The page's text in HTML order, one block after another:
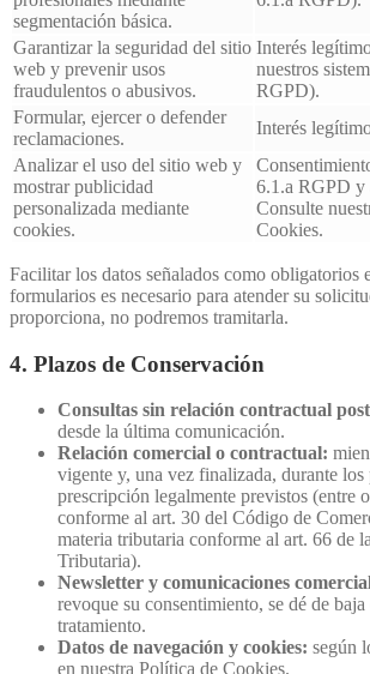
segmentación básica.
Garantizar la seguridad del sitio
web y prevenir usos
fraudulentos o abusivos.
Interés
nuestros
RGPD).
Formular, ejercer o defender
reclamaciones.
Interés
Analizar el uso del sitio web y
mostrar publicidad
personalizada mediante
cookies.
6.1.a RGPD y
Consulte
Cookies.
Facilitar los datos señalados como obligatorios
formularios es necesario para atender su
proporciona, no podremos tramitarla.
4. Plazos de Conservación
Consultas sin relación contractual
desde la última comunicación.
Relación comercial o contractual:
vigente y, una vez finalizada, durante los
prescripción legalmente previstos (entre
conforme al art. 30 del Código de
materia tributaria conforme al art. 66 de
Tributaria).
Newsletter y comunicaciones
revoque su consentimiento, se dé de
tratamiento.
Datos de navegación y cookies: según
en nuestra Política de Cookies.